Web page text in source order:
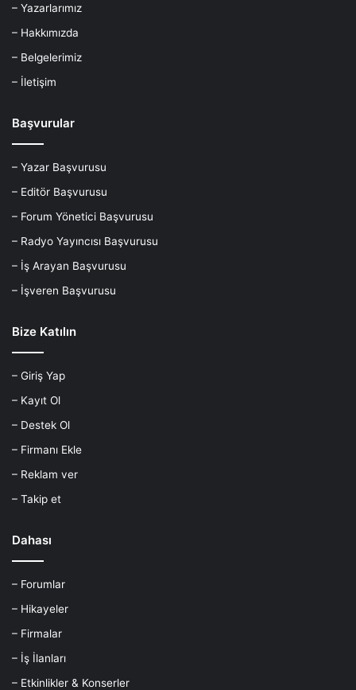
– Yazarlarımız
– Hakkımızda
– Belgelerimiz
– İletişim
Başvurular
– Yazar Başvurusu
– Editör Başvurusu
– Forum Yönetici Başvurusu
– Radyo Yayıncısı Başvurusu
– İş Arayan Başvurusu
– İşveren Başvurusu
Bize Katılın
– Giriş Yap
– Kayıt Ol
– Destek Ol
– Firmanı Ekle
– Reklam ver
– Takip et
Dahası
– Forumlar
– Hikayeler
– Firmalar
– İş İlanları
– Etkinlikler & Konserler